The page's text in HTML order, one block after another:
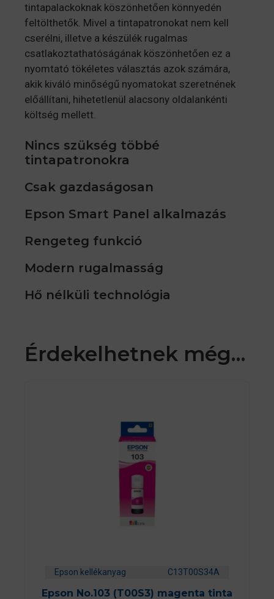
tintapalackoknak köszönhetően könnyedén
feltölthetők. Mivel a tintapatronokat nem kell
cserélni, illetve a készülék rugalmas
csatlakoztathatóságának köszönhetően ez a
nyomtató tökéletes választás azok számára,
akik kiváló minőségű nyomatokat szeretnének
előállítani, hihetetlenül alacsony oldalankénti
költség mellett.
Nincs szükség többé
tintapatronokra
Csak gazdaságosan
Epson Smart Panel alkalmazás
Rengeteg funkció
Modern rugalmasság
Hő nélküli technológia
Érdekelhetnek még…
Epson kellékanyag C13T00S34A
Epson No.103 (T00S3) magenta tinta